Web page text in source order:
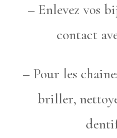
– Enlevez vos
contact
– Pour les
briller,